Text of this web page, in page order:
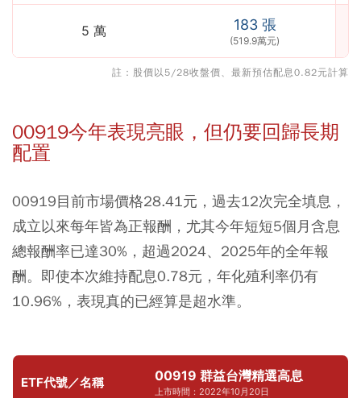
5 萬 183 張
(519.9萬元)
註：股價以5/28收盤價、最新預估配息0.82元計算
00919今年表現亮眼，但仍要回歸長期
配置
00919目前市場價格28.41元，過去12次完全填息，
成立以來每年皆為正報酬，尤其今年短短5個月含息
總報酬率已達30%，超過2024、2025年的全年報
酬。即使本次維持配息0.78元，年化殖利率仍有
10.96%，表現真的已經算是超水準。
ETF代號／名稱 00919 群益台灣精選高息
上市時間：2022年10月20日